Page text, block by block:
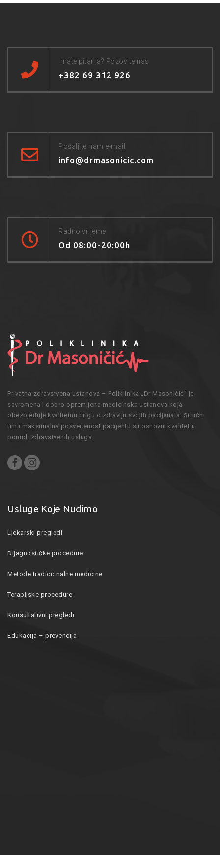
Imate pitanja? Pozovite nas
+382 69 312 926
Pošaljite nam e-mail
info@drmasonicic.com
Radno vrijeme
Od 08:00-20:00h
Privatna zdravstvena ustanova – Poliklinika „Dr Masoničić” je
savremena i dobro opremljena medicinska ustanova koja
obezbjeđuje kvalitetnu brigu o zdravlju svojih pacijenata. Stručni
tim i maksimalna posvećenost pacijentu su osnovni kvalitet u
ponudi zdravstvenih usluga.
Usluge Koje Nudimo
Ljekarski pregledi
Dijagnostičke procedure
Metode tradicionalne medicine
Terapijske procedure
Konsultativni pregledi
Edukacija – prevencija